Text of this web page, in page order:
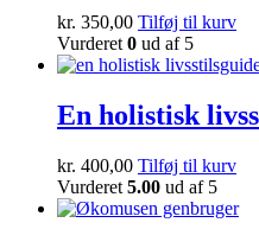
kr. 350,00 Tilføj til kurv
Vurderet 0 ud af 5
En holistisk
kr. 400,00 Tilføj til kurv
Vurderet 5.00 ud af 5